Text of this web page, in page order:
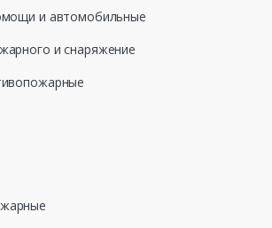
и автомобильные
и снаряжение